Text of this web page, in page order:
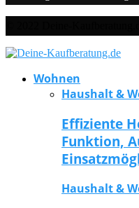
Wohnen
Haushalt &
Effiziente
Funktion,
Haushalt &